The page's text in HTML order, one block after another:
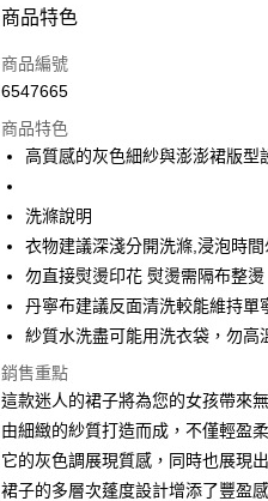
付款方式
信用卡一次付款
Apple Pay
街口支付
悠遊付
大哥付你分期
相關說明
【大哥付你分期使用說明】
2.付款方式選擇「大哥付你分期」，訂
流程，驗證手機門號後，選擇欲分期的
完成交易。
3.實際核准額度、可分期數及費用金額
4.訂單成立30分鐘內，如未前往確認交
消。如遇「轉專審核」未通過狀況，表
運送方式
全家取貨付款
商品特色
商品編號
6547665
商品特色
高質感的灰色細紗與澎澎裙版型
洗滌說明
衣物建議深淺分開洗滌,浸泡時間
勿直接熨燙印花 熨燙需隔布整燙
丹寧布建議反面清洗較能維持單
紗質水洗盡可能用洗衣袋，勿高
銷售重點
這款迷人的裙子將為您的女孩帶來
由細緻的紗質打造而成，不僅輕盈
它的灰色調展現質感，同時也展現
裙子的多層次蓬度設計增添了豐盈